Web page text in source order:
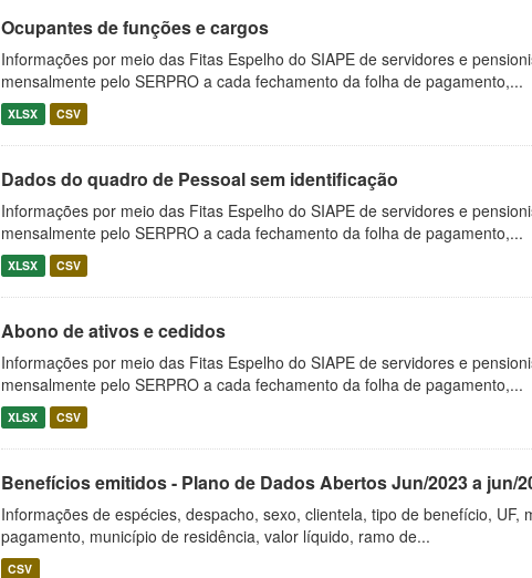
Ocupantes de funções e cargos
Informações por meio das Fitas Espelho do SIAPE de servidores e
mensalmente pelo SERPRO a cada fechamento da folha de pagamento,...
XLSX CSV
Dados do quadro de Pessoal sem identificação
Informações por meio das Fitas Espelho do SIAPE de servidores e
mensalmente pelo SERPRO a cada fechamento da folha de pagamento,...
XLSX CSV
Abono de ativos e cedidos
Informações por meio das Fitas Espelho do SIAPE de servidores e
mensalmente pelo SERPRO a cada fechamento da folha de pagamento,...
XLSX CSV
Benefícios emitidos - Plano de Dados Abertos Jun/2023 a jun/
Informações de espécies, despacho, sexo, clientela, tipo de benefício,
pagamento, município de residência, valor líquido, ramo de...
CSV